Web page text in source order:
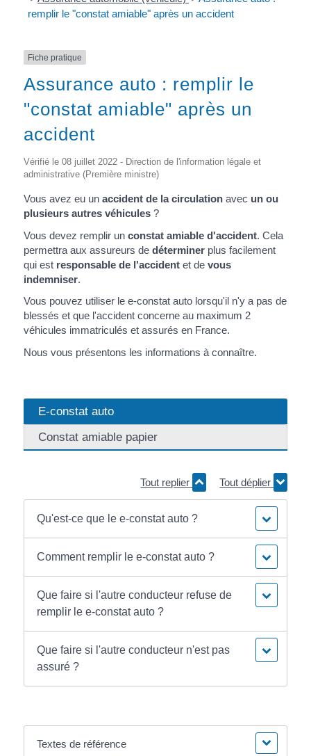
remplir le "constat amiable" après un accident
Fiche pratique
Assurance auto : remplir le
"constat amiable" après un
accident
Vérifié le 08 juillet 2022 - Direction de l'information légale et
administrative (Première ministre)
Vous avez eu un accident de la circulationavec un ou
plusieurs autres véhicules?
Vous devez remplir un constat amiable d'accident. Cela
permettra aux assureurs de déterminerplus facilement
qui est responsable de l'accident et de vous
indemniser.
Vous pouvez utiliser le e-constat auto lorsqu'il n'y a pas de
blessés et que l'accident concerne au maximum 2
véhicules immatriculés et assurés en France.
Nous vous présentons les informations à connaître.
E-constat auto
Constat amiable papier
Tout replier Tout déplier
Qu'est-ce que le e-constat auto ?
Comment remplir le e-constat auto ?
Que faire si l'autre conducteur refuse de
remplir le e-constat auto ?
Que faire si l'autre conducteur n'est pas
assuré ?
Textes de référence